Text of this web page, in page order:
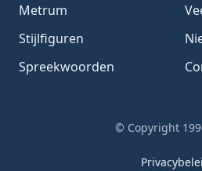
Metrum
Stijlfiguren
Spreekwoorden
© Copyright